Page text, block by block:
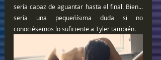
sería capaz de aguantar hasta el final. Bien...
sería una pequeñísima duda si no
conociésemos lo suficiente a Tyler también.